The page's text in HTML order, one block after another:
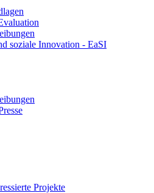
so­zia­le In­no­va­ti­on - Ea­SI
Pro­jek­te